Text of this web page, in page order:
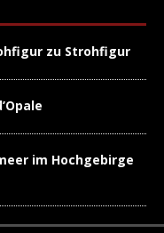
zu Strohfigur
im Hochgebirge